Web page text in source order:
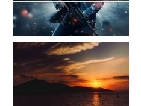
单目摄像头与双目摄像头